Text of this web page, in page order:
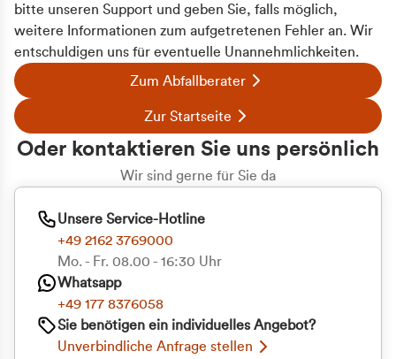
bitte unseren Support und geben Sie, falls möglich,
weitere Informationen zum aufgetretenen Fehler an. Wir
entschuldigen uns für eventuelle Unannehmlichkeiten.
Zum Abfallberater
Zur Startseite
Oder kontaktieren Sie uns persönlich
Wir sind gerne für Sie da
Unsere Service-Hotline
+49 2162 3769000
Mo. - Fr. 08.00 - 16:30 Uhr
Whatsapp
+49 177 8376058
Sie benötigen ein individuelles Angebot?
Unverbindliche Anfrage stellen